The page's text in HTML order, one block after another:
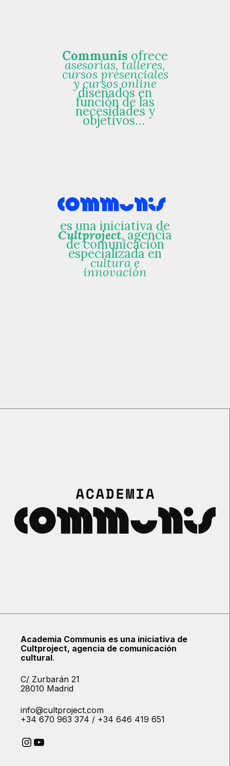
Communis ofrece
asesorías, talleres,
cursos presenciales
y cursos online
diseñados en
función de las
necesidades y
objetivos…
es una iniciativa de
Cultproject, agencia
de comunicación
especializada en
cultura e
innovación
Academia Communis es una iniciativa de
Cultproject, agencia de comunicación
cultural.
C/ Zurbarán 21
28010 Madrid
info@cultproject.com
+34 670 963 374 / +34 646 419 651
Instagram
YouTube